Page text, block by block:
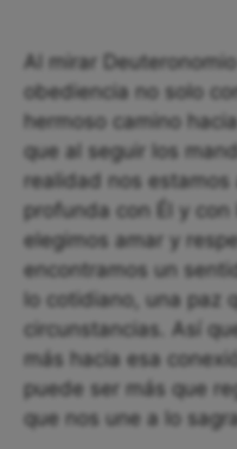
Al mirar
obediencia no solo
hermoso camino
que al seguir los
realidad nos
profunda con Él y
elegimos amar y
encontramos un
lo cotidiano, una paz
circunstancias. Así
más hacia esa
puede ser más que
que nos une a lo